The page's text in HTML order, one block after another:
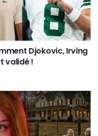
Djokovic, Irving
validé !